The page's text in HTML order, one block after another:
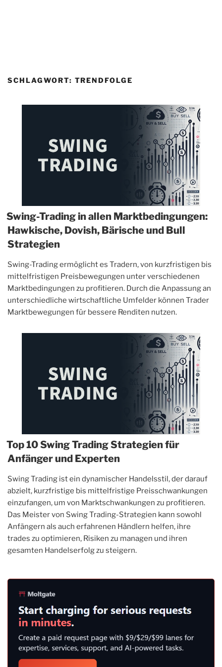
SCHLAGWORT: TRENDFOLGE
Swing-Trading in allen Marktbedingungen:
Hawkische, Dovish, Bärische und Bull
Strategien
Swing-Trading ermöglicht es Tradern, von kurzfristigen bis
mittelfristigen Preisbewegungen unter verschiedenen
Marktbedingungen zu profitieren. Durch die Anpassung an
unterschiedliche wirtschaftliche Umfelder können Trader
Marktbewegungen für bessere Renditen nutzen.
Top 10 Swing Trading Strategien für
Anfänger und Experten
Swing Trading ist ein dynamischer Handelsstil, der darauf
abzielt, kurzfristige bis mittelfristige Preisschwankungen
einzufangen, um von Marktschwankungen zu profitieren.
Das Meister von Swing Trading-Strategien kann sowohl
Anfängern als auch erfahrenen Händlern helfen, ihre
trades zu optimieren, Risiken zu managen und ihren
gesamten Handelserfolg zu steigern.